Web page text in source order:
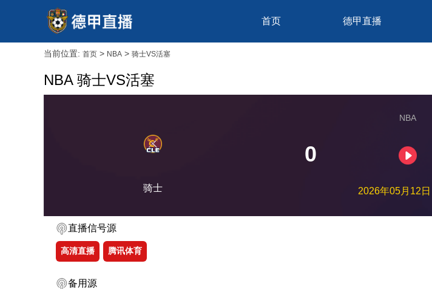
首页 德甲直播
当前位置: 首页 > NBA > 骑士VS活塞
NBA 骑士VS活塞
骑士
NBA
0
2026年05月12
直播信号源
高清直播 腾讯体育
备用源